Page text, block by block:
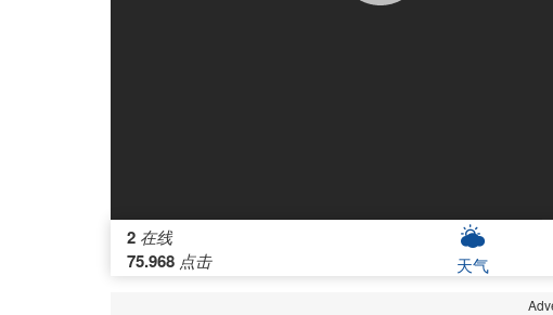
2 在线
75.968 点击 天气